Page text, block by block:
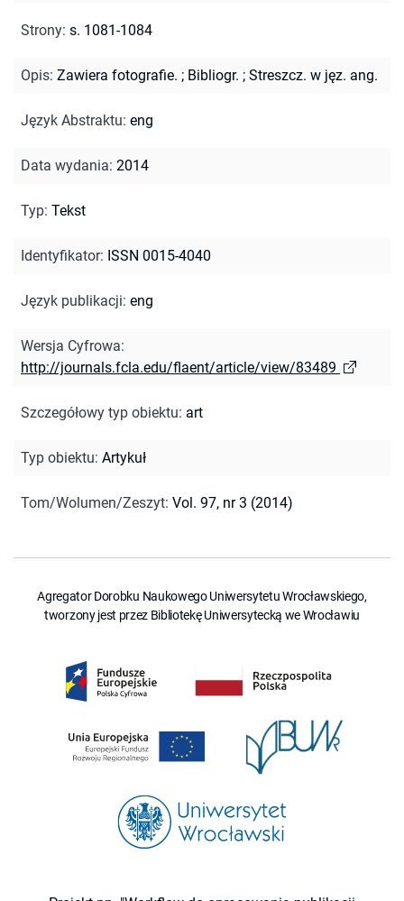
Strony: s. 1081-1084
Opis: Zawiera fotografie. ; Bibliogr. ; Streszcz. w jęz. ang.
Język Abstraktu: eng
Data wydania: 2014
Typ: Tekst
Identyfikator: ISSN 0015-4040
Język publikacji: eng
Wersja Cyfrowa:
http://journals.fcla.edu/flaent/article/view/83489
Szczegółowy typ obiektu: art
Typ obiektu: Artykuł
Tom/Wolumen/Zeszyt: Vol. 97, nr 3 (2014)
Agregator Dorobku Naukowego Uniwersytetu Wrocławskiego,
tworzony jest przez Bibliotekę Uniwersytecką we Wrocławiu